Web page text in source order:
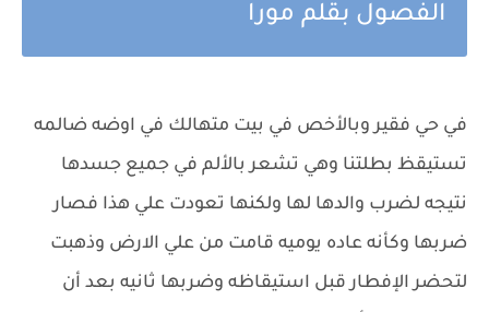
الفصول بقلم مورا
في حي فقير وبالأخص في بيت متهالك في اوضه ضالمه
تستيقظ بطلتنا وهي تشعر بالألم في جميع جسدها
نتيجه لضرب والدها لها ولكنها تعودت علي هذا فصار
ضربها وكأنه عاده يوميه قامت من علي الارض وذهبت
لتحضر الإفطار قبل استيقاظه وضربها ثانيه بعد أن